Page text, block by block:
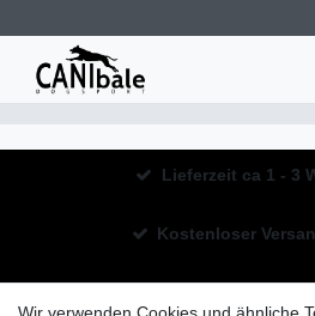
Lieferzeit ca 1 - 3
Kostenloser